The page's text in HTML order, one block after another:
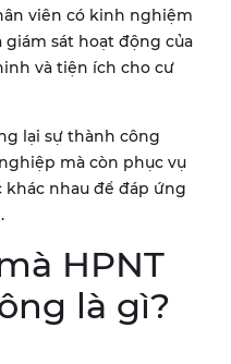
viên có kinh nghiệm
giám sát hoạt động của
và tiện ích cho cư
lại sự thành công
mà còn phục vụ
nhau để đáp ứng
HPNT
là gì?